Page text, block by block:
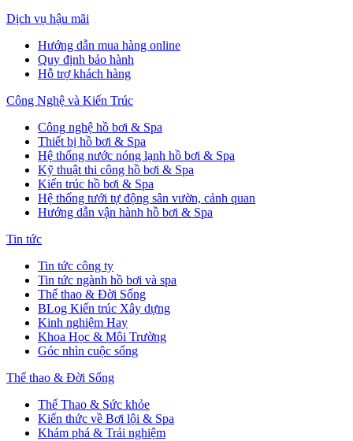
Dịch vụ hậu mãi
Hướng dẫn mua hàng online
Quy định bảo hành
Hỗ trợ khách hàng
Công Nghệ và Kiến Trúc
Công nghệ hồ bơi & Spa
Thiết bị hồ bơi & Spa
Hệ thống nước nóng lạnh hồ bơi & Spa
Kỹ thuật thi công hồ bơi & Spa
Kiến trúc hồ bơi & Spa
Hệ thống tưới tự động sân vườn, cảnh quan
Hướng dẫn vận hành hồ bơi & Spa
Tin tức
Tin tức công ty
Tin tức ngành hồ bơi và spa
Thể thao & Đời Sống
BLog Kiến trúc Xây dựng
Kinh nghiệm Hay
Khoa Học & Môi Trường
Góc nhìn cuộc sống
Thể thao & Đời Sống
Thể Thao & Sức khỏe
Kiến thức về Bơi lội & Spa
Khám phá & Trải nghiệm